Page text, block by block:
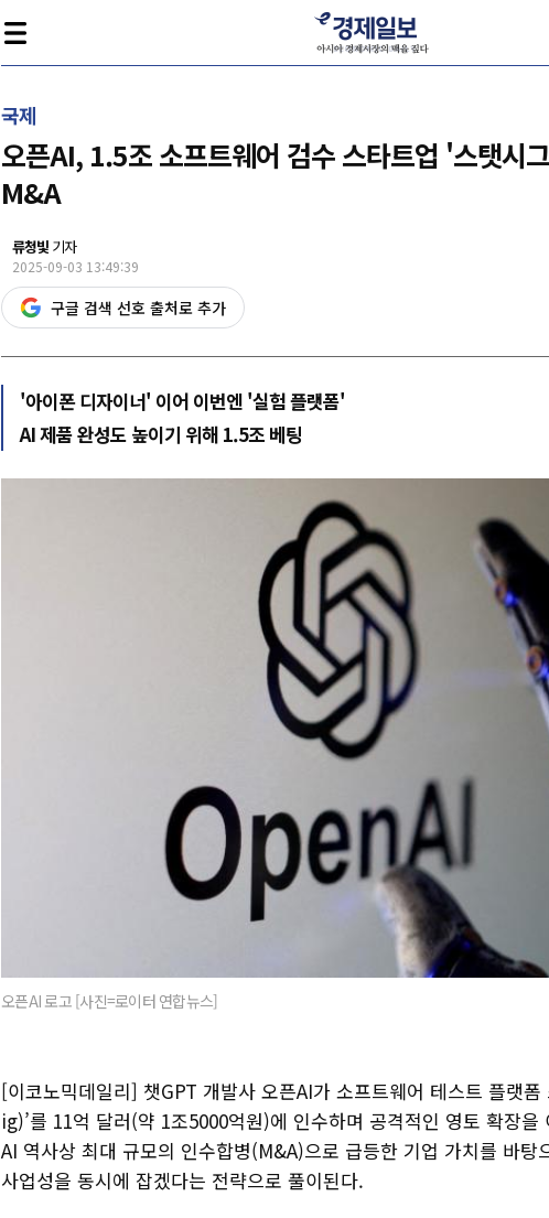
국제
오픈AI, 1.5조 소프트웨어 검수 스타트업 '스탯시
M&A
류청빛 기자
2025-09-03 13:49:39
구글 검색 선호 출처로 추가
'아이폰 디자이너' 이어 이번엔 '실험 플랫폼'
AI 제품 완성도 높이기 위해 1.5조 베팅
오픈AI 로고 [사진=로이터 연합뉴스]
[이코노믹데일리] 챗GPT 개발사 오픈AI가 소프트웨어 테스트 플랫
ig)’를 11억 달러(약 1조5000억원)에 인수하며 공격적인 영토 확장을
AI 역사상 최대 규모의 인수합병(M&A)으로 급등한 기업 가치를 바탕
사업성을 동시에 잡겠다는 전략으로 풀이된다.